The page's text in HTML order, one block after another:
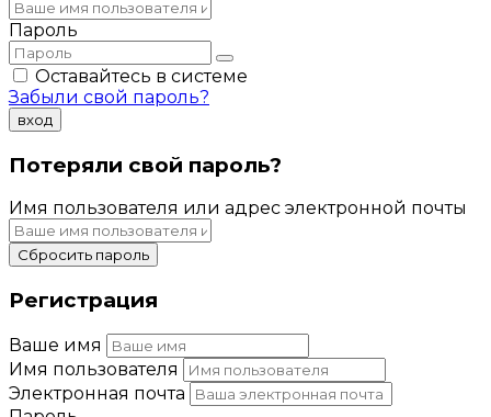
Пароль
Оставайтесь в системе
Забыли свой пароль?
вход
Потеряли свой пароль?
Имя пользователя или адрес электронной почты
Сбросить пароль
Регистрация
Ваше имя
Имя пользователя
Электронная почта